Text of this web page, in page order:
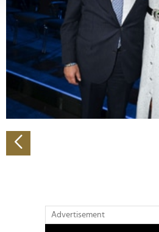
verarbeitet werden, und legen Sie
Abschnitt Einzelheiten fest.
Wir verwenden Cookies, um
personalisieren, Funktionen für
zu können und die Zugriffe auf
analysieren. Außerdem geben
Verwendung unserer Website an
Partner führen diese
weiteren Daten zusammen, die
Advertisement